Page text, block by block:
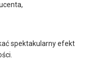
spektakularny efekt